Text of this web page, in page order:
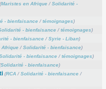
(Maristes en Afrique/Solidarité -
- bienfaisance/témoignages)
- bienfaisance/témoignages)
- bienfaisance/Syrie - Liban)
Afrique/Solidarité - bienfaisance)
- bienfaisance/témoignages)
Solidarité - bienfaisance)
(RCA/Solidarité - bienfaisance/